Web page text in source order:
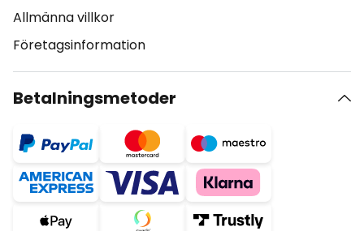
Allmänna villkor
Företagsinformation
Betalningsmetoder